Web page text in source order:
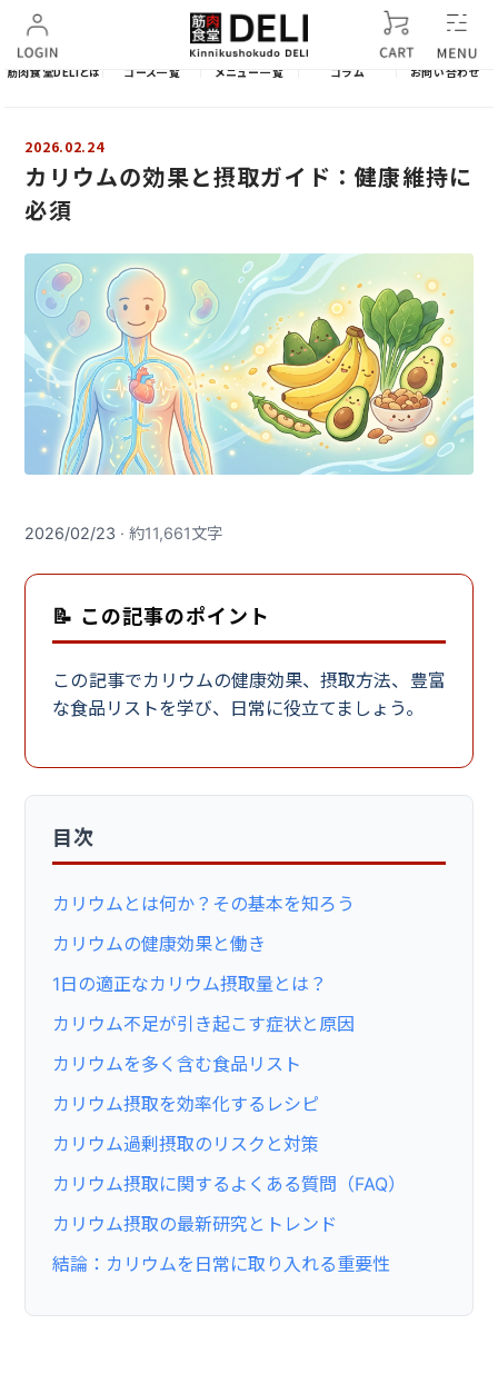
筋肉食堂DELIとは コース一覧 メニュー一覧 コラム お問い合わせ
2026.02.24
カリウムの効果と摂取ガイド：健康維持に
必須
2026/02/23 · 約11,661文字
📝 この記事のポイント
この記事でカリウムの健康効果、摂取方法、豊富
な食品リストを学び、日常に役立てましょう。
目次
カリウムとは何か？その基本を知ろう
カリウムの健康効果と働き
1日の適正なカリウム摂取量とは？
カリウム不足が引き起こす症状と原因
カリウムを多く含む食品リスト
カリウム摂取を効率化するレシピ
カリウム過剰摂取のリスクと対策
カリウム摂取に関するよくある質問（FAQ）
カリウム摂取の最新研究とトレンド
結論：カリウムを日常に取り入れる重要性